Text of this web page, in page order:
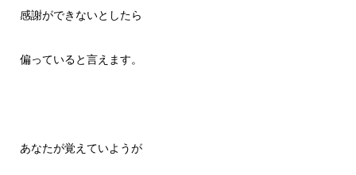
感謝ができないとしたら
偏っていると言えます。
あなたが覚えていようが